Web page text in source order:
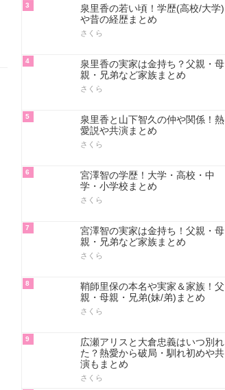
3
泉里香の若い頃！学歴(高校/大学)
や昔の経歴まとめ
さくら
4
泉里香の実家は金持ち？父親・母
親・兄弟など家族まとめ
さくら
5
泉里香と山下智久の仲や関係！熱
愛説や共演まとめ
さくら
6
宮澤智の学歴！大学・高校・中
学・小学校まとめ
さくら
7
宮澤智の実家は金持ち！父親・母
親・兄弟など家族まとめ
さくら
8
鞘師里保の本名や実家＆家族！父
親・母親・兄弟(妹/弟)まとめ
さくら
9
広瀬アリスと大倉忠義はいつ別れ
た？熱愛から破局・馴れ初めや共
演もまとめ
さくら